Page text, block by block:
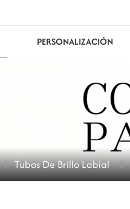
PERSONALIZACIÓN
Tubos De Brillo Labial